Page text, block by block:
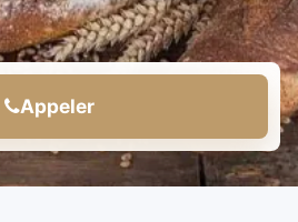
Appeler